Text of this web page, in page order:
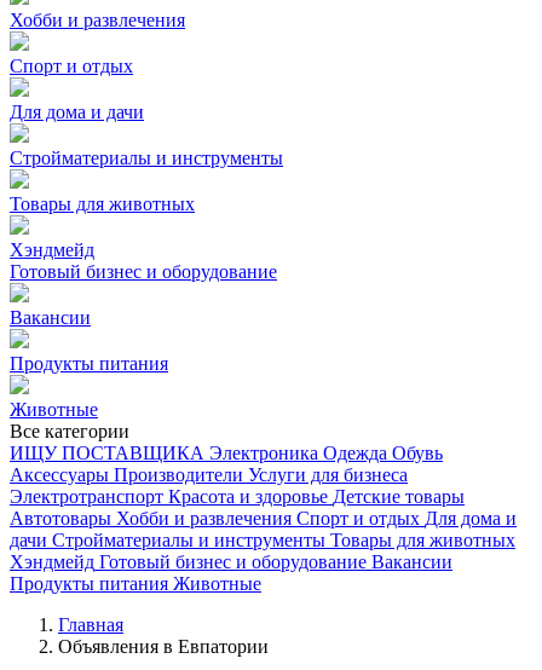
Хобби и развлечения
Спорт и отдых
Для дома и дачи
Стройматериалы и инструменты
Товары для животных
Хэндмейд
Готовый бизнес и оборудование
Вакансии
Продукты питания
Животные
Все категории
ИЩУ ПОСТАВЩИКА Электроника Одежда Обувь
Аксессуары Производители Услуги для бизнеса
Электротранспорт Красота и здоровье Детские товары
Автотовары Хобби и развлечения Спорт и отдых Для дома и
дачи Стройматериалы и инструменты Товары для животных
Хэндмейд Готовый бизнес и оборудование Вакансии
Продукты питания Животные
Главная
Объявления в Евпатории